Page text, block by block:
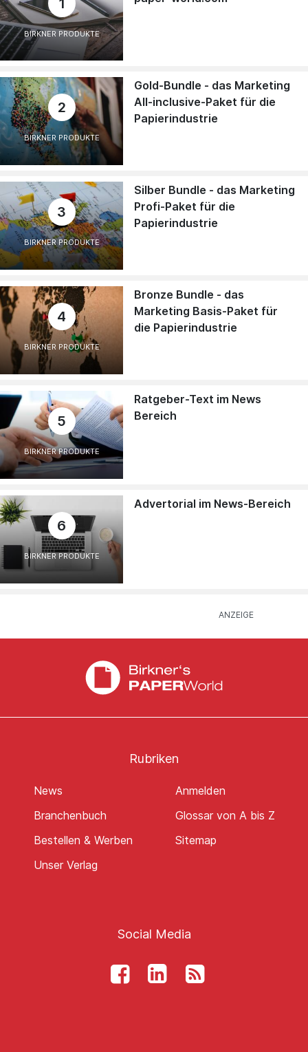
BIRKNER PRODUKTE
2
BIRKNER PRODUKTE
Gold-Bundle - das Marketing
All-inclusive-Paket für die
Papierindustrie
3
BIRKNER PRODUKTE
Silber Bundle - das Marketing
Profi-Paket für die
Papierindustrie
4
BIRKNER PRODUKTE
Bronze Bundle - das
Marketing Basis-Paket für
die Papierindustrie
5
BIRKNER PRODUKTE
Ratgeber-Text im News
Bereich
6
BIRKNER PRODUKTE
Advertorial im News-Bereich
Rubriken
News
Branchenbuch
Bestellen & Werben
Unser Verlag
Anmelden
Glossar von A bis Z
Sitemap
Social Media